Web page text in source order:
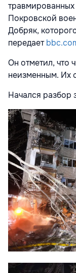
Покровской
Добряк,
передает
Он отметил, что
неизменным. Их
Начался разбор